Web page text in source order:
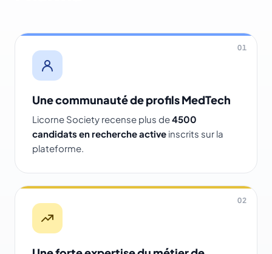
01
Une communauté de profils MedTech
Licorne Society recense plus de4500
candidats en recherche active inscrits sur la
plateforme.
02